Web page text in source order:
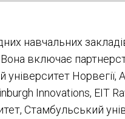
навчальних
Вона включає
Innovations, EIT
Стамбульський